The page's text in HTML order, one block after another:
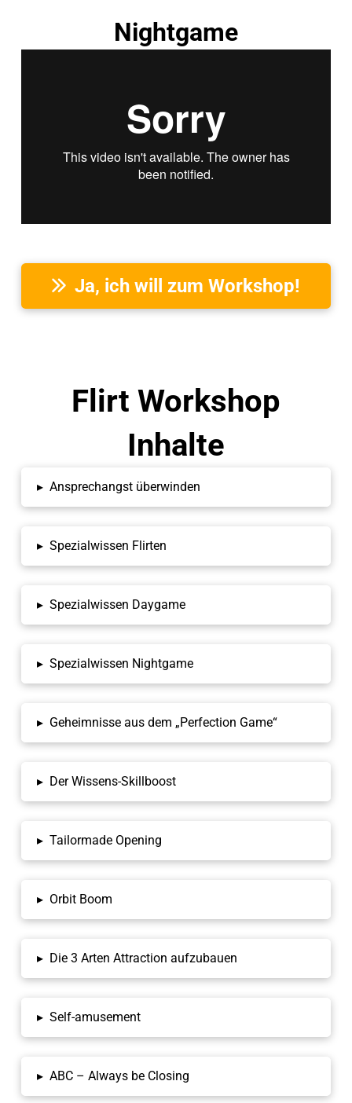
Nightgame
Ja, ich will zum Workshop!
Flirt Workshop
Inhalte
▸ Ansprechangst überwinden
▸ Spezialwissen Flirten
▸ Spezialwissen Daygame
▸ Spezialwissen Nightgame
▸ Geheimnisse aus dem „Perfection Game“
▸ Der Wissens-Skillboost
▸ Tailormade Opening
▸ Orbit Boom
▸ Die 3 Arten Attraction aufzubauen
▸ Self-amusement
▸ ABC – Always be Closing